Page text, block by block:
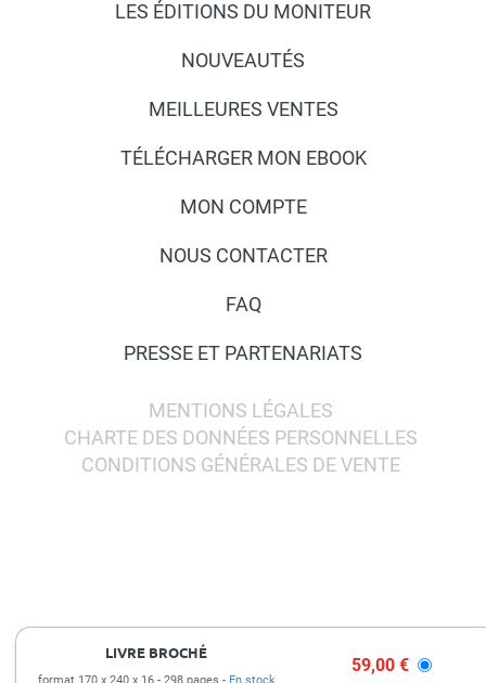
LIVRE BROCHÉ
59,00 €
LES ÉDITIONS DU MONITEUR
NOUVEAUTÉS
MEILLEURES VENTES
TÉLÉCHARGER MON EBOOK
MON COMPTE
NOUS CONTACTER
FAQ
PRESSE ET PARTENARIATS
MENTIONS LÉGALES
CHARTE DES DONNÉES PERSONNELLES
CONDITIONS GÉNÉRALES DE VENTE